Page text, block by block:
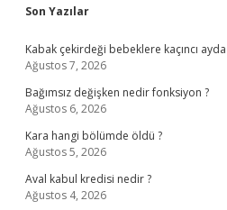
Sidebar
Son Yazılar
Kabak çekirdeği bebeklere kaçıncı
Ağustos 7, 2026
Bağımsız değişken nedir fonksiyon ?
Ağustos 6, 2026
Kara hangi bölümde öldü ?
Ağustos 5, 2026
Aval kabul kredisi nedir ?
Ağustos 4, 2026